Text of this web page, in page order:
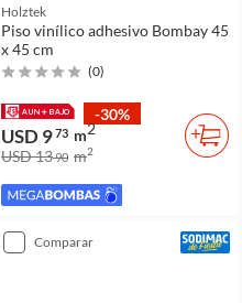
Holztek
Piso vinílico adhesivo Bombay 45
x 45 cm
(0)
-30%
USD 973 m2
USD 1390 m2
comparar